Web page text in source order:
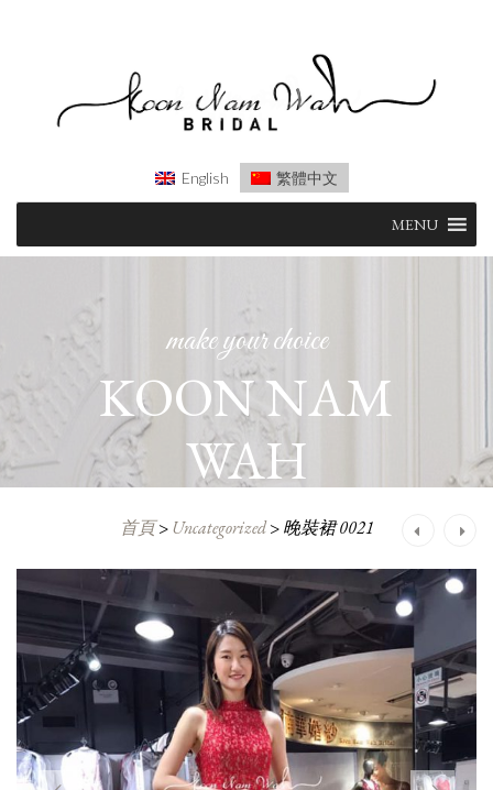
English 繁體中文
content
MENU
make your choice
KOON NAM
WAH
首頁> Uncategorized>晚裝裙 0021
Post
navigation